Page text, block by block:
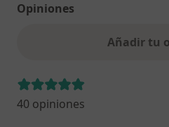
Opiniones
Añadir tu
40 opiniones